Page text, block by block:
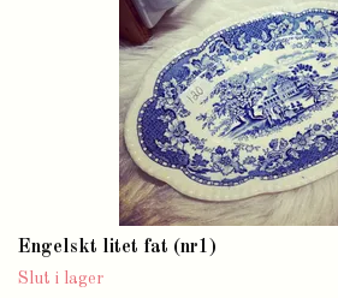
Engelskt litet fat (nr1)
Slut i lager